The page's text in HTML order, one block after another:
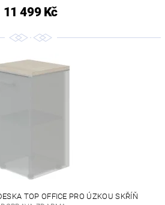
11 499 Kč
TOP OFFICE PRO ÚZKOU SKŘÍŇ